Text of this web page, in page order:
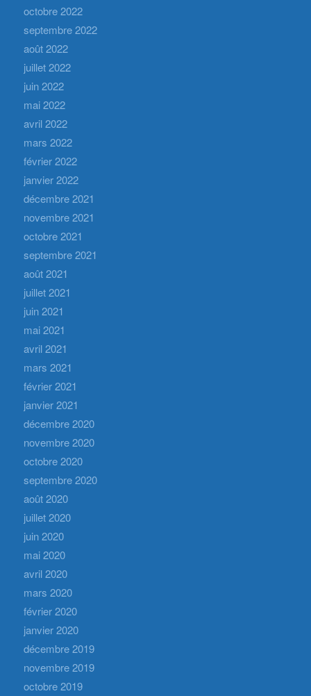
octobre 2022
septembre 2022
août 2022
juillet 2022
juin 2022
mai 2022
avril 2022
mars 2022
février 2022
janvier 2022
décembre 2021
novembre 2021
octobre 2021
septembre 2021
août 2021
juillet 2021
juin 2021
mai 2021
avril 2021
mars 2021
février 2021
janvier 2021
décembre 2020
novembre 2020
octobre 2020
septembre 2020
août 2020
juillet 2020
juin 2020
mai 2020
avril 2020
mars 2020
février 2020
janvier 2020
décembre 2019
novembre 2019
octobre 2019